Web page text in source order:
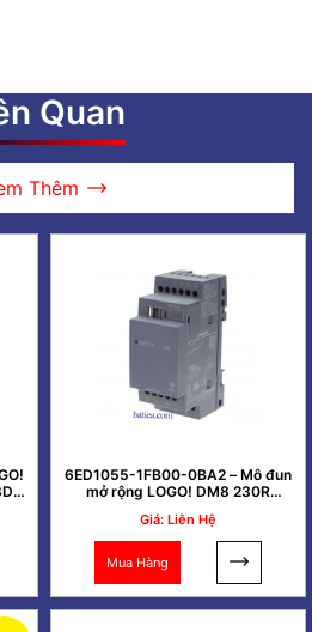
Quan
Thêm
6ED1055-1FB00-0BA2 – Mô đun
mở rộng LOGO! DM8 230R
Giá: Liên Hệ
Mua Hàng